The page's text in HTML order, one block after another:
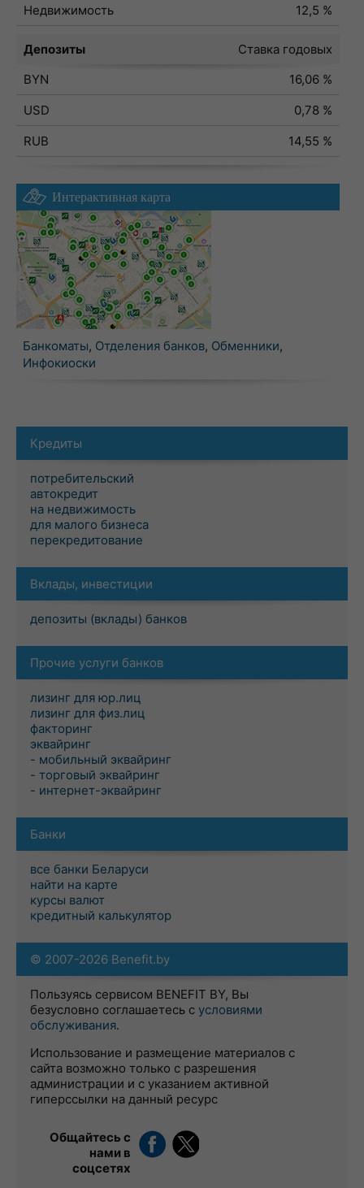
Недвижимость
12,5 %
Депозиты
Ставка годовых
BYN
16,06 %
USD
0,78 %
RUB
14,55 %
Интерактивная карта
Банкоматы, Отделения банков, Обменники,
Инфокиоски
Кредиты
потребительский
автокредит
на недвижимость
для малого бизнеса
перекредитование
Вклады, инвестиции
депозиты (вклады) банков
Прочие услуги банков
лизинг для юр.лиц
лизинг для физ.лиц
факторинг
эквайринг
- мобильный эквайринг
- торговый эквайринг
- интернет-эквайринг
Банки
все банки Беларуси
найти на карте
курсы валют
кредитный калькулятор
© 2007-2026 Benefit.by
Пользуясь сервисом BENEFIT BY, Вы
безусловно соглашаетесь с условиями
обслуживания.
Использование и размещение материалов с
сайта возможно только с разрешения
администрации и с указанием активной
гиперссылки на данный ресурс
Общайтесь с
нами в
соцсетях